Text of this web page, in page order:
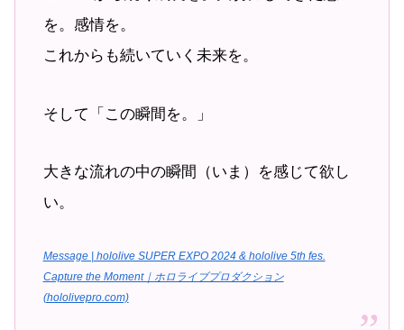
を。感情を。
これからも続いていく未来を。
そして「この瞬間を。」
大きな流れの中の瞬間（いま）を感じて欲し
い。
Message | hololive SUPER EXPO 2024 & hololive 5th fes.
Capture the Moment｜ホロライブプロダクション
(hololivepro.com)